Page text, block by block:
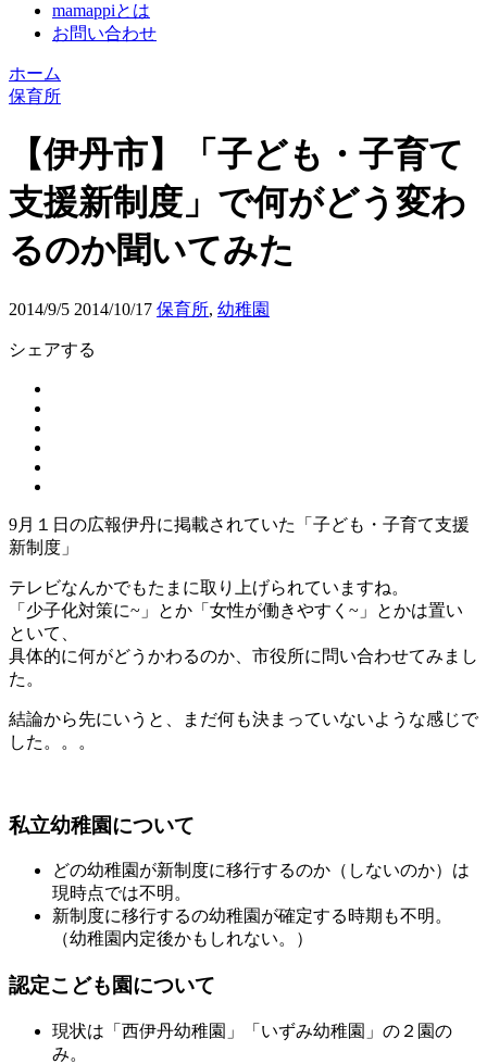
mamappiとは
お問い合わせ
ホーム
保育所
【伊丹市】「子ども・子育て
支援新制度」で何がどう変わ
るのか聞いてみた
2014/9/5 2014/10/17 保育所, 幼稚園
シェアする
9月１日の広報伊丹に掲載されていた「子ども・子育て支援
新制度」
テレビなんかでもたまに取り上げられていますね。
「少子化対策に~」とか「女性が働きやすく~」とかは置い
といて、
具体的に何がどうかわるのか、市役所に問い合わせてみまし
た。
結論から先にいうと、まだ何も決まっていないような感じで
した。。。
私立幼稚園について
どの幼稚園が新制度に移行するのか（しないのか）は
現時点では不明。
新制度に移行するの幼稚園が確定する時期も不明。
（幼稚園内定後かもしれない。）
認定こども園について
現状は「西伊丹幼稚園」「いずみ幼稚園」の２園の
み。